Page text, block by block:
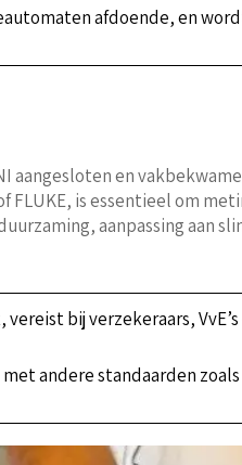
afdoende, en
aangesloten en
is essentieel om
aanpassing aan
bij verzekeraars, VvE’s
andere standaarden zoals